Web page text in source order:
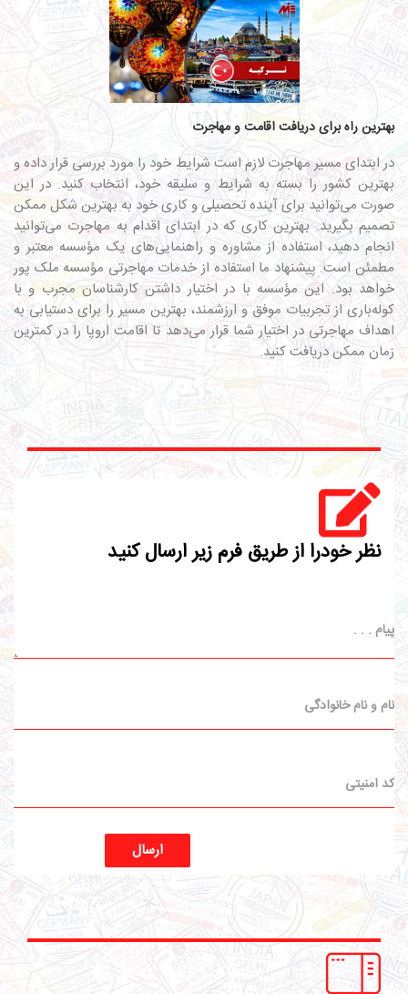
بهترین راه برای دریافت اقامت و مهاجرت
در ابتدای مسیر مهاجرت لازم است شرایط خود را مورد بررسی قرار داده و
بهترین کشور را بسته به شرایط و سلیقه خود، انتخاب کنید. در این
صورت می‌توانید برای آینده تحصیلی و کاری خود به بهترین شکل ممکن
تصمیم بگیرید. بهترین کاری که در ابتدای اقدام به مهاجرت می‌توانید
انجام دهید، استفاده از مشاوره و راهنمایی‌های یک مؤسسه معتبر و
مطمئن است. پیشنهاد ما استفاده از خدمات مهاجرتی مؤسسه ملک پور
خواهد بود. این مؤسسه با در اختیار داشتن کارشناسان مجرب و با
کوله‌باری از تجربیات موفق و ارزشمند، بهترین مسیر را برای دستیابی به
اهداف مهاجرتی در اختیار شما قرار می‌دهد تا اقامت اروپا را در کمترین
زمان ممکن دریافت کنید.
نظر خودرا از طریق فرم زیر ارسال کنید
ارسال